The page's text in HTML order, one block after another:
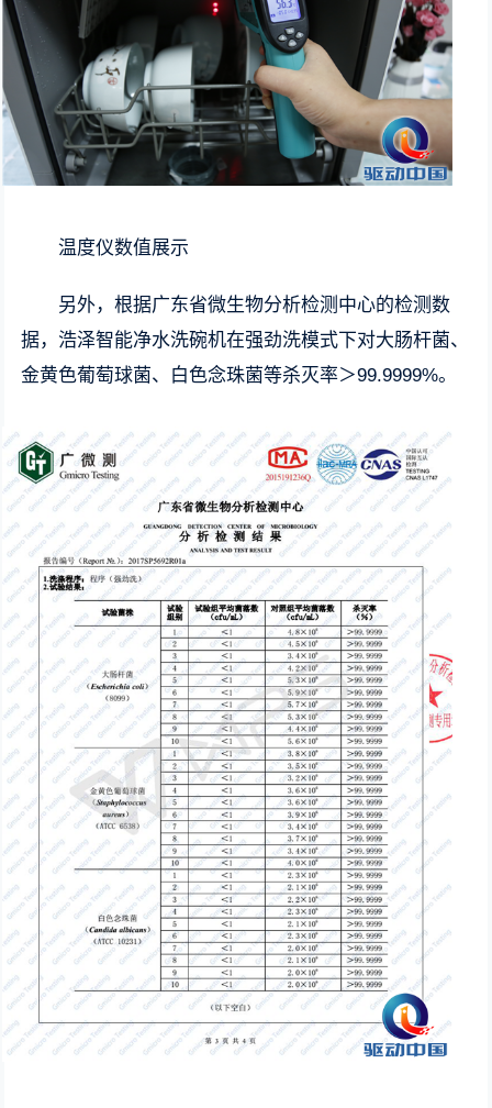
温度仪数值展示
另外，根据广东省微生物分析检测中心的检测数
据，浩泽智能净水洗碗机在强劲洗模式下对大肠杆菌、
金黄色葡萄球菌、白色念珠菌等杀灭率＞99.9999%。